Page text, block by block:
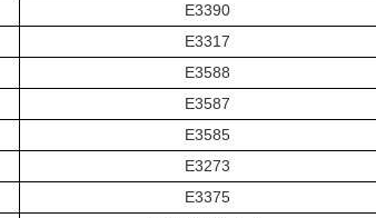
E3390
E3317
E3588
E3587
E3585
E3273
E3375